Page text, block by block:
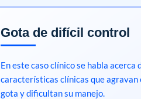
Gota de difícil control
En este caso clínico se habla acerca
características clínicas que agravan
gota y dificultan su manejo.